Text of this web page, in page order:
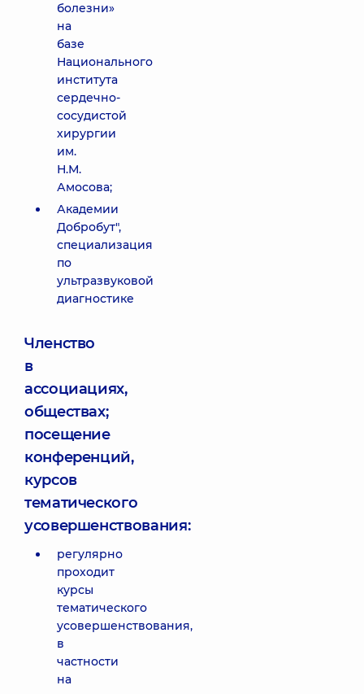
болезни»
на
базе
Национального
института
сердечно-
сосудистой
хирургии
им.
Н.М.
Амосова;
Академии
Добробут",
специализация
по
ультразвуковой
диагностике
Членство
в
ассоциациях,
обществах;
посещение
конференций,
курсов
тематического
усовершенствования:
регулярно
проходит
курсы
тематического
усовершенствования,
в
частности
на